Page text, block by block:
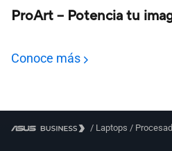
ProArt – Potencia tu
Conoce más
/ Laptops /